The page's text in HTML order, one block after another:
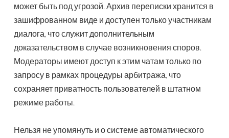
может быть под угрозой. Архив переписки хранится в
зашифрованном виде и доступен только участникам
диалога, что служит дополнительным
доказательством в случае возникновения споров.
Модераторы имеют доступ к этим чатам только по
запросу в рамках процедуры арбитража, что
сохраняет приватность пользователей в штатном
режиме работы.
Нельзя не упомянуть и о системе автоматического